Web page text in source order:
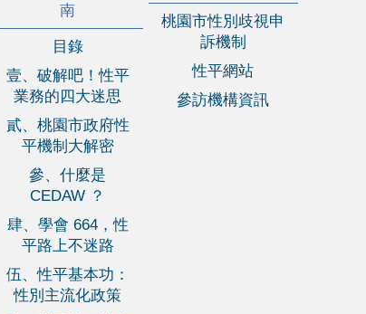
南
目錄
壹、破解吧！性平
業務的四大迷思
貳、桃園市政府性
平機制大解密
參、什麼是
CEDAW ？
肆、學會 664，性
平路上不迷路
伍、性平基本功：
性別主流化政策
桃園市性別歧視申
訴機制
性平網站
參訪機構資訊